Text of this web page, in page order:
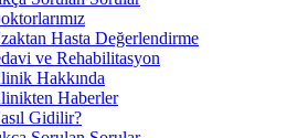
Hasta Değerlendirme
ve Rehabilitasyon
Hakkında
Haberler
Gidilir?